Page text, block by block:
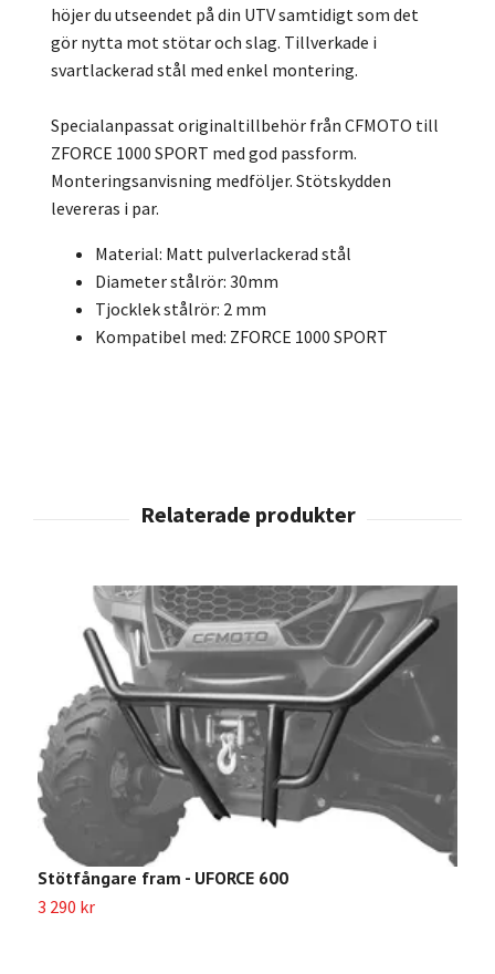
höjer du utseendet på din UTV samtidigt som det
gör nytta mot stötar och slag. Tillverkade i
svartlackerad stål med enkel montering.
Specialanpassat originaltillbehör från CFMOTO till
ZFORCE 1000 SPORT med god passform.
Monteringsanvisning medföljer. Stötskydden
levereras i par.
Material: Matt pulverlackerad stål
Diameter stålrör: 30mm
Tjocklek stålrör: 2 mm
Kompatibel med: ZFORCE 1000 SPORT
Stötfångare fram - UFORCE 600
3 290 kr